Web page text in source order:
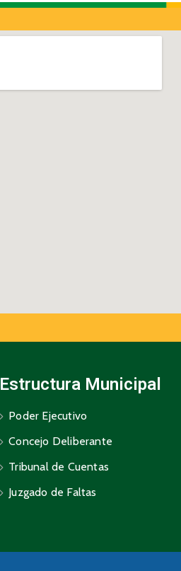
Estructura Municipal
Poder Ejecutivo
Concejo Deliberante
Tribunal de Cuentas
Juzgado de Faltas